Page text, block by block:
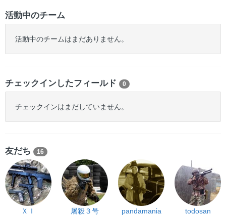
活動中のチーム
活動中のチームはまだありません。
チェックインしたフィールド 0
チェックインはまだしていません。
友だち 16
ＸＩ 屠殺３号 pandamania todosan